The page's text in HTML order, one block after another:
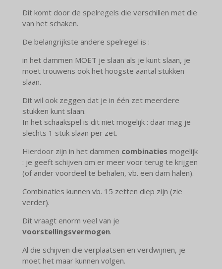
Dit komt door de spelregels die verschillen met die
van het schaken.
De belangrijkste andere spelregel is :
in het dammen MOET je slaan als je kunt slaan, je
moet trouwens ook het hoogste aantal stukken
slaan.
Dit wil ook zeggen dat je in één zet meerdere
stukken kunt slaan.
In het schaakspel is dit niet mogelijk : daar mag je
slechts 1 stuk slaan per zet.
Hierdoor zijn in het dammen combinaties mogelijk
: je geeft schijven om er meer voor terug te krijgen
(of ander voordeel te behalen, vb. een dam halen).
Combinaties kunnen vb. 15 zetten diep zijn (zie
verder).
Dit vraagt enorm veel van je
voorstellingsvermogen.
Al die schijven die verplaatsen en verdwijnen, je
moet het maar kunnen volgen.